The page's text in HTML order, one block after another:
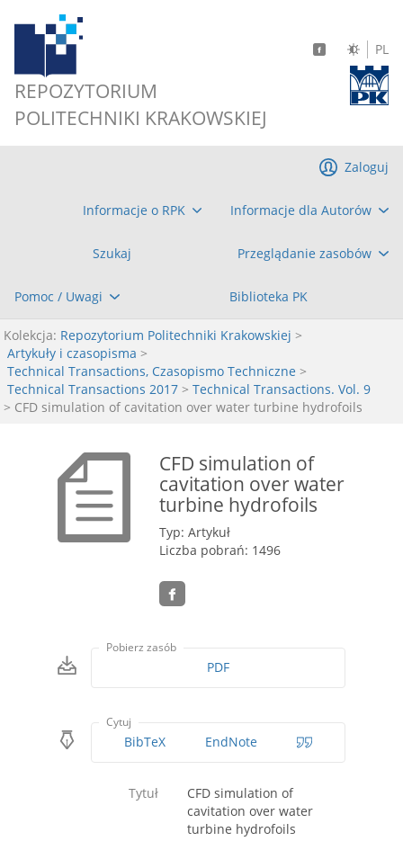
REPOZYTORIUM
POLITECHNIKI KRAKOWSKIEJ
PL
Informacje o RPK Informacje dla Autorów
Szukaj Przeglądanie zasobów
Pomoc / Uwagi Biblioteka PK
Zaloguj
Kolekcja: Repozytorium Politechniki Krakowskiej >
Artykuły i czasopisma >
Technical Transactions, Czasopismo Techniczne >
Technical Transactions 2017 > Technical Transactions. Vol. 9
> CFD simulation of cavitation over water turbine hydrofoils
CFD simulation of
cavitation over water
turbine hydrofoils
Typ: Artykuł
Liczba pobrań: 1496
Pobierz zasób
PDF
Cytuj
BibTeX EndNote
Tytuł
CFD simulation of
cavitation over water
turbine hydrofoils